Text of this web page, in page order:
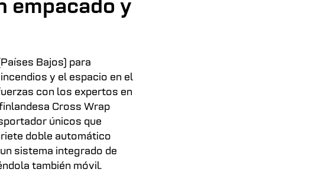
empacado y
Bajos) para
y el espacio en el
con los expertos en
Cross Wrap
únicos que
doble automático
sistema integrado de
también móvil.